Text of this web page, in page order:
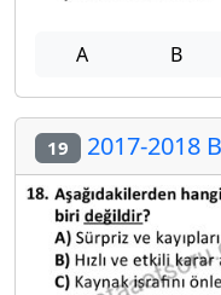
A B
19 2017-2018